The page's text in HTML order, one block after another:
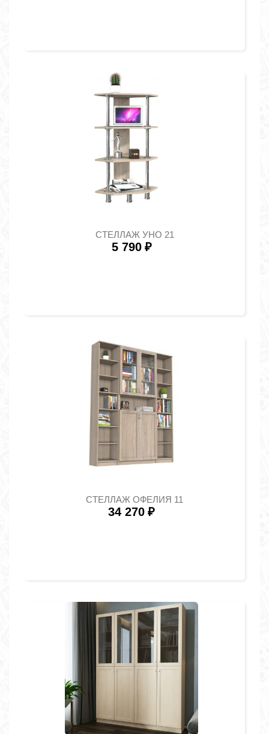
СТЕЛЛАЖ УНО 21
5 790 ₽
СТЕЛЛАЖ ОФЕЛИЯ 11
34 270 ₽